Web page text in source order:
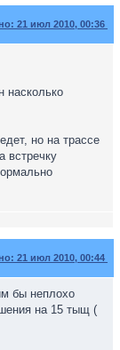
21 июл 2010, 00:36
насколько
но на трассе
встречку
21 июл 2010, 00:44
бы неплохо
на 15 тыщ (